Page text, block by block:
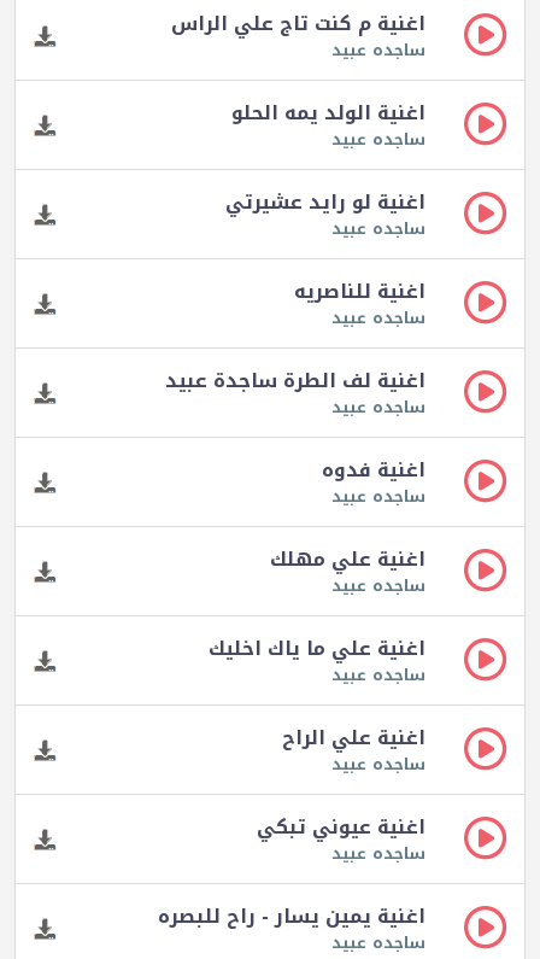
اغنية م كنت تاج علي الراس
ساجده عبيد
اغنية الولد يمه الحلو
ساجده عبيد
اغنية لو رايد عشيرتي
ساجده عبيد
اغنية للناصريه
ساجده عبيد
اغنية لف الطرة ساجدة عبيد
ساجده عبيد
اغنية فدوه
ساجده عبيد
اغنية علي مهلك
ساجده عبيد
اغنية علي ما ياك اخليك
ساجده عبيد
اغنية علي الراح
ساجده عبيد
اغنية عيوني تبكي
ساجده عبيد
اغنية يمين يسار - راح للبصره
ساجده عبيد